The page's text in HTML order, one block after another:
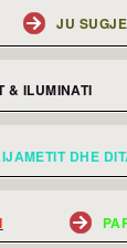
JU
& ILUMINATI
DHE